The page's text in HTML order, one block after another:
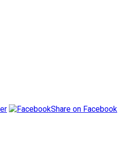
Share on Facebook